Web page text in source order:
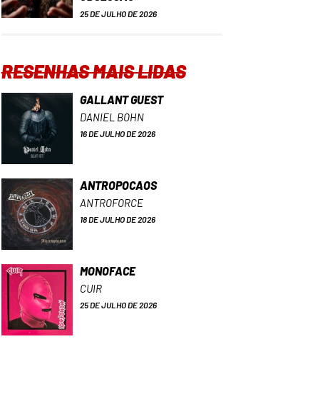
25 DE JULHO DE 2026
RESENHAS MAIS LIDAS
GALLANT GUEST
DANIEL BOHN
16 DE JULHO DE 2026
ANTROPOCAOS
ANTROFORCE
18 DE JULHO DE 2026
MONOFACE
CUIR
25 DE JULHO DE 2026